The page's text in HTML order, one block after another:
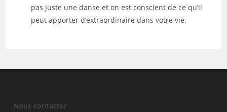
pas juste une danse et on est conscient de ce qu’il
peut apporter d’extraordinaire dans votre vie.
Nous contacter